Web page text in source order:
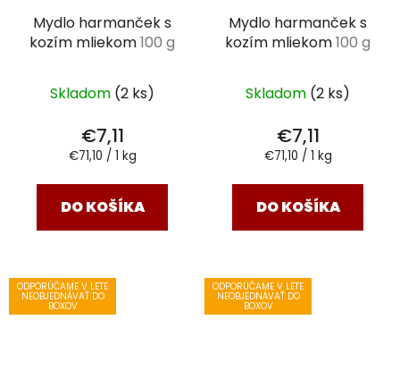
Mydlo harmanček s
kozím mliekom100 g
Skladom (2 ks)
€7,11
Jednotková
€71,10 / 1 kg
DO KOŠÍKA
Mydlo harmanček s
kozím mliekom100 g
Skladom (2 ks)
€7,11
Jednotková
€71,10 / 1 kg
DO KOŠÍKA
ODPORÚČAME V LETE
NEOBJEDNÁVAŤ DO
BOXOV
ODPORÚČAME V LETE
NEOBJEDNÁVAŤ DO
BOXOV